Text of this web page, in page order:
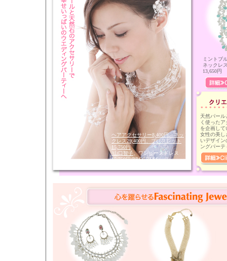
ヘアアクセサリー8,400円、ネッ
クレス29,400円、ブレスレット
15,750円
/山口智子、ワンピースドレス
15,750円/PROGRESS
ミントブ
ネックレ
13,650円
天然パー
く使った
を企画し
女性の美し
いデザイ
ングパー